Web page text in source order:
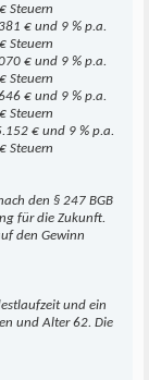
Steuern
€ und 9 % p.a.
Steuern
€ und 9 % p.a.
Steuern
€ und 9 % p.a.
Steuern
€ und 9 % p.a.
Steuern
den § 247 BGB
für die Zukunft.
den Gewinn
und ein
und Alter 62. Die